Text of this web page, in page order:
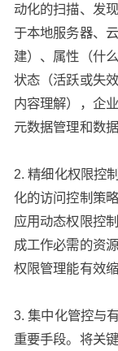
动化的扫描、发
于本地服务器、
建）、属性（什
状态（活跃或失
内容理解），企
元数据管理和数
2. 精细化权限控
化的访问控制策
应用动态权限控
成工作必需的资
权限管理能有效缩
3. 集中化管控与
重要手段。将关